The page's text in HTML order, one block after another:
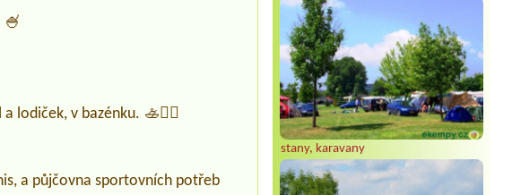
stany, karavany
🍧
lodiček, v bazénku. 🚣🏄‍♀️
a půjčovna sportovních potřeb